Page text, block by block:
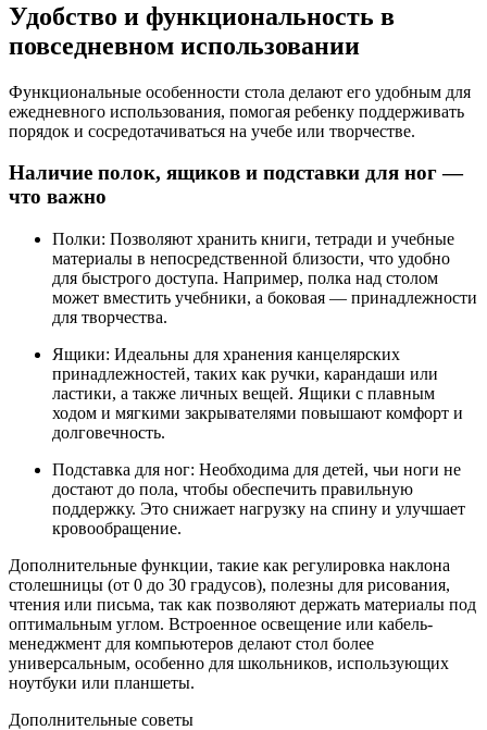
Удобство и функциональность в
повседневном использовании
Функциональные особенности стола делают его удобным для
ежедневного использования, помогая ребенку поддерживать
порядок и сосредотачиваться на учебе или творчестве.
Наличие полок, ящиков и подставки для ног —
что важно
Полки: Позволяют хранить книги, тетради и учебные
материалы в непосредственной близости, что удобно
для быстрого доступа. Например, полка над столом
может вместить учебники, а боковая — принадлежности
для творчества.
Ящики: Идеальны для хранения канцелярских
принадлежностей, таких как ручки, карандаши или
ластики, а также личных вещей. Ящики с плавным
ходом и мягкими закрывателями повышают комфорт и
долговечность.
Подставка для ног: Необходима для детей, чьи ноги не
достают до пола, чтобы обеспечить правильную
поддержку. Это снижает нагрузку на спину и улучшает
кровообращение.
Дополнительные функции, такие как регулировка наклона
столешницы (от 0 до 30 градусов), полезны для рисования,
чтения или письма, так как позволяют держать материалы под
оптимальным углом. Встроенное освещение или кабель-
менеджмент для компьютеров делают стол более
универсальным, особенно для школьников, использующих
ноутбуки или планшеты.
Дополнительные советы